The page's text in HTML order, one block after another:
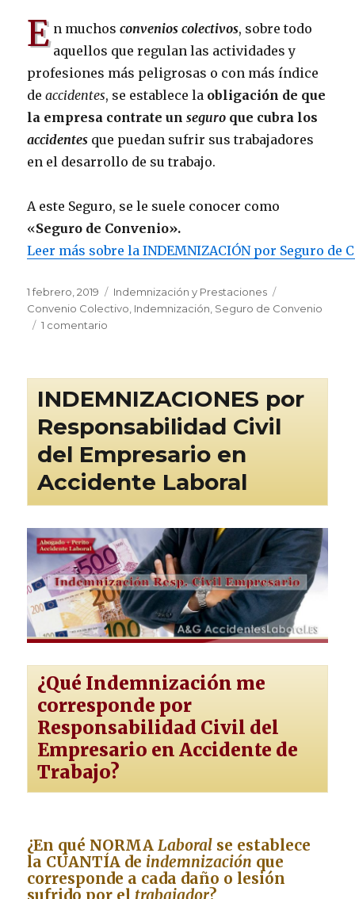
E n muchos convenios colectivos, sobre todo
aquellos que regulan las actividades y
profesiones más peligrosas o con más índice
deaccidentes, se establece la obligación de que
la empresa contrate unseguro que cubra los
accidentes que puedan sufrir sus trabajadores
en el desarrollo de su trabajo.
A este Seguro, se le suele conocer como
«Seguro de Convenio».
Leer más sobre la INDEMNIZACIÓN por Seguro de
Publicado
el
1 febrero, 2019 Categorías
Indemnización y Prestaciones
Convenio Colectivo Indemnización Seguro de Convenio
1 comentario
de
Trabajo
por
Seguro
CONVENIO
INDEMNIZACIONES por
Responsabilidad Civil
del Empresario en
Accidente Laboral
¿Qué Indemnización me
corresponde por
Responsabilidad Civil del
Empresario en Accidente de
Trabajo?
¿En qué NORMALaboral se establece
la CUANTÍA de indemnización que
corresponde a cada daño o lesión